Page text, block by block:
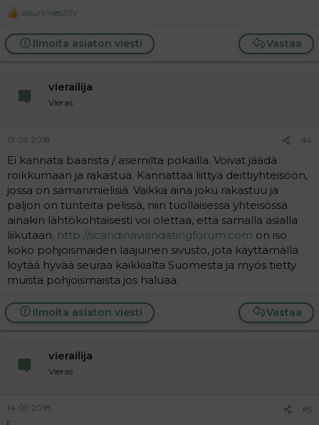
R
a
c
t
aisurimies39v
Vastaa
Ilmoita asiaton viesti
vierailija
Vieras
13.09.2018 #4
Ei kannata baarista / asemilta pokailla. Voivat jäädä
roikkumaan ja rakastua. Kannattaa liittyä deittiyhteisöön,
jossa on samanmielisiä. Vaikka aina joku rakastuu ja
paljon on tunteita pelissä, niin tuollaisessa yhteisössä
ainakin lähtökohtaisesti voi olettaa, että samalla asialla
liikutaan. http://scandinaviandatingforum.com on iso
koko pohjoismaiden laajuinen sivusto, jota käyttämällä
löytää hyvää seuraa kaikkialta Suomesta ja myös tietty
muista pohjoismaista jos haluaa.
Vastaa
Ilmoita asiaton viesti
vierailija
Vieras
14.09.2018 #5